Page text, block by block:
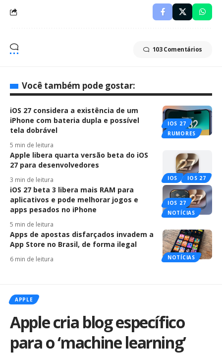
103 Comentários
Você também pode gostar:
IOS 27
RUMORES
iOS 27 considera a existência de um
iPhone com bateria dupla e possível
tela dobrável
5 min de leitura
IOS IOS 27
Apple libera quarta versão beta do iOS
27 para desenvolvedores
3 min de leitura
IOS 27
NOTÍCIAS
iOS 27 beta 3 libera mais RAM para
aplicativos e pode melhorar jogos e
apps pesados no iPhone
5 min de leitura
NOTÍCIAS
Apps de apostas disfarçados invadem a
App Store no Brasil, de forma ilegal
6 min de leitura
APPLE
Apple cria blog específico
para o ‘machine learning’